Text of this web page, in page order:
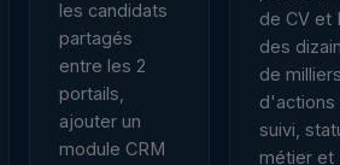
les candidats
partagés
entre les 2
portails,
ajouter un
module CRM
de CV et
des
de
d'actions
suivi,
métier et